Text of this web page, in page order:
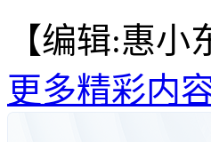
【编辑:惠小
更多精彩内